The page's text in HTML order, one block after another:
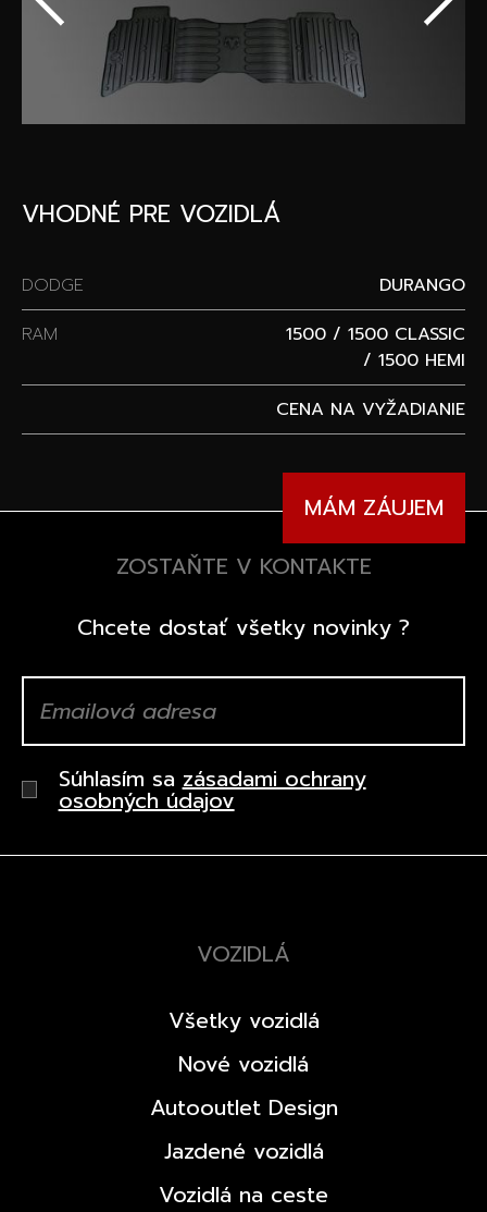
Kalkulátor
Wheel Pros
Archív noviniek
VHODNÉ PRE VOZIDLÁ
DODGE
DURANGO
RAM
1500 / 1500 CLASSIC
/ 1500 HEMI
CENA NA VYŽADIANIE
MÁM ZÁUJEM
ZOSTAŇTE V KONTAKTE
Chcete dostať všetky novinky ?
Súhlasím sazásadami ochrany
osobných údajov
VOZIDLÁ
Všetky vozidlá
Nové vozidlá
Autooutlet Design
Jazdené vozidlá
Vozidlá na ceste